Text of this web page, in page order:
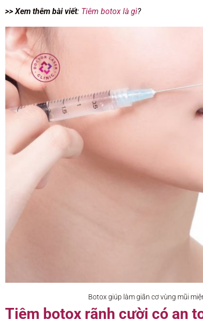
>> Xem thêm bài viết: Tiêm botox là gì?
Botox giúp làm giãn cơ vùng mũi
Tiêm botox rãnh cười có an